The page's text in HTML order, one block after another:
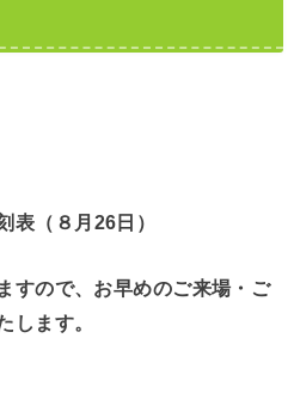
表（８月26日）
すので、お早めのご来場・ご
します。